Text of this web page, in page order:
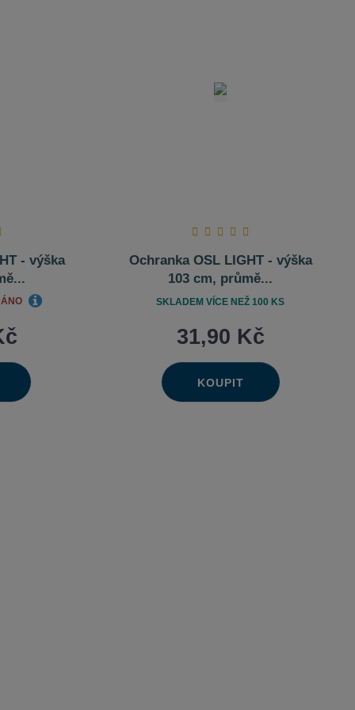
- výška
Ochranka OSL LIGHT - výška
103 cm, průmě...
31,90 Kč
Změnit
Navýšit
množství
Snížit
Ks
KOUPIT
SKLADEM VÍCE NEŽ 100 KS